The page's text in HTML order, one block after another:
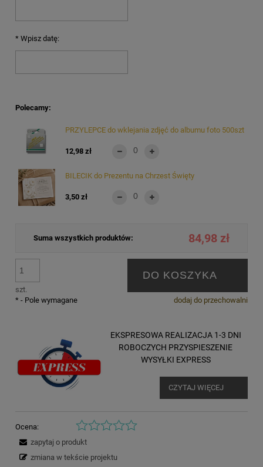
* Wpisz datę:
Polecamy:
PRZYLEPCE do wklejania zdjęć do albumu foto 500szt
12,98 zł
BILECIK do Prezentu na Chrzest Święty
3,50 zł
Suma wszystkich produktów: 84,98 zł
szt.
DO KOSZYKA
dodaj do przechowalni
* - Pole wymagane
EKSPRESOWA REALIZACJA 1-3 DNI
ROBOCZYCH PRZYSPIESZENIE
WYSYŁKI EXPRESS
CZYTAJ WIĘCEJ
Ocena:
zapytaj o produkt
zmiana w tekście projektu